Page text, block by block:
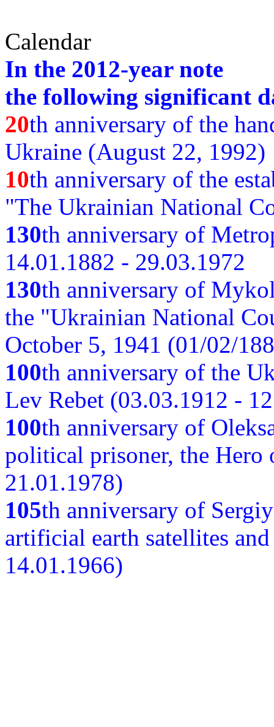
Calendar
In the 2012-year note
the following significant
20th anniversary of the
Ukraine (August 22, 1992)
10th anniversary of the
"The Ukrainian National
130th anniversary of
14.01.1882 - 29.03.1972
130th anniversary of
the "Ukrainian National
October 5, 1941 (01/02/
100th anniversary of the
Lev Rebet (03.03.1912 -
100th anniversary of
political prisoner, the
21.01.1978)
105th anniversary of
artificial earth satellites
14.01.1966)